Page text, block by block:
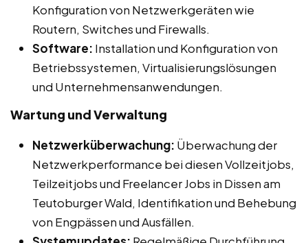
Konfiguration von Netzwerkgeräten wie
Routern, Switches und Firewalls.
Software: Installation und Konfiguration von
Betriebssystemen, Virtualisierungslösungen
und Unternehmensanwendungen.
Wartung und Verwaltung
Netzwerküberwachung: Überwachung der
Netzwerkperformance bei diesen Vollzeitjobs,
Teilzeitjobs und Freelancer Jobs in Dissen am
Teutoburger Wald, Identifikation und Behebung
von Engpässen und Ausfällen.